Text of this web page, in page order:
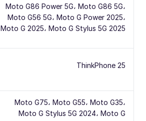
Moto G86 Power 5G، Moto G86 5G،
Moto G56 5G، Moto G Power 2025،
Moto G 2025، Moto G Stylus 5G 2025
ThinkPhone 25
Moto G75، Moto G55، Moto G35،
Moto G Stylus 5G 2024، Moto G